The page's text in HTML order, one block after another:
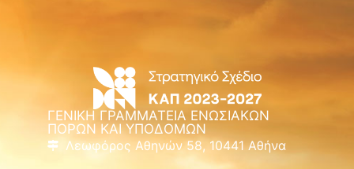
ΓΕΝΙΚΗ ΓΡΑΜΜΑΤΕΙΑ ΕΝΩΣΙΑΚΩΝ
ΠΟΡΩΝ ΚΑΙ ΥΠΟΔΟΜΩΝ
Λεωφόρος Αθηνών 58, 10441 Αθήνα